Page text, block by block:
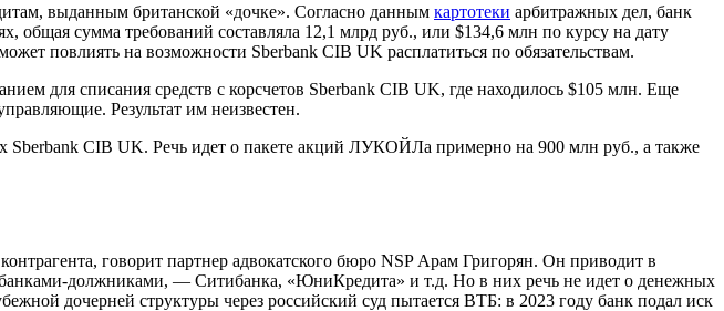
выданным британской «дочке». Согласно данным картотеки арбитражных дел, банк
общая сумма требований составляла 12,1 млрд руб., или $134,6 млн по курсу на дату
повлиять на возможности Sberbank CIB UK расплатиться по обязательствам.
для списания средств с корсчетов Sberbank CIB UK, где находилось $105 млн. Еще
Результат им неизвестен.
Sberbank CIB UK. Речь идет о пакете акций ЛУКОЙЛа примерно на 900 млн руб., а также
говорит партнер адвокатского бюро NSP Арам Григорян. Он приводит в
должниками, — Ситибанка, «ЮниКредита» и т.д. Но в них речь не идет о денежных
дочерней структуры через российский суд пытается ВТБ: в 2023 году банк подал иск